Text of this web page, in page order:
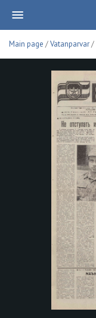
Main page /Vatanparvar/